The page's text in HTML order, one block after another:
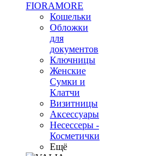
FIORAMORE
Кошельки
Обложки
для
документов
Ключницы
Женские
Сумки и
Клатчи
Визитницы
Аксессуары
Несессеры -
Косметички
Ещё